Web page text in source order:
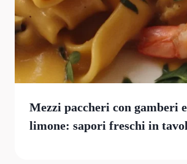
Mezzi paccheri con gamberi
limone: sapori freschi in